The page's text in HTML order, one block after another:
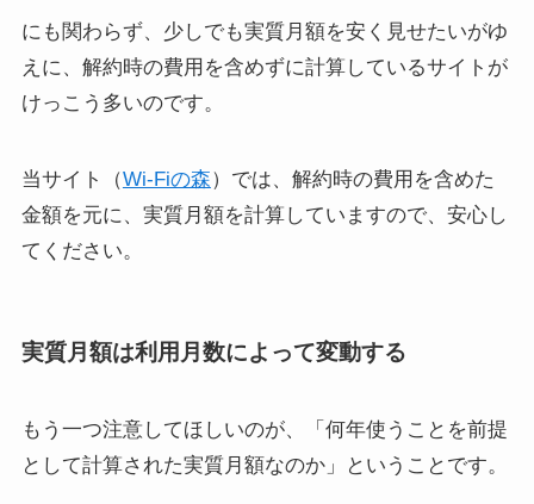
にも関わらず、少しでも実質月額を安く見せたいがゆ
えに、解約時の費用を含めずに計算しているサイトが
けっこう多いのです。
当サイト（Wi-Fiの森）では、解約時の費用を含めた
金額を元に、実質月額を計算していますので、安心し
てください。
実質月額は利用月数によって変動する
もう一つ注意してほしいのが、「何年使うことを前提
として計算された実質月額なのか」ということです。